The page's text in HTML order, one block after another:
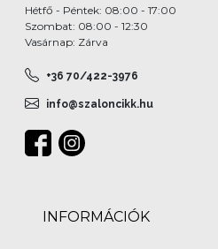
Hétfő - Péntek: 08:00 - 17:00
Szombat: 08:00 - 12:30
Vasárnap: Zárva
+36 70/422-3976
info@szaloncikk.hu
INFORMÁCIÓK